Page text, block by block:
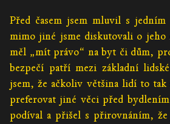
Před časem jsem mluvil s jedním
mimo jiné jsme diskutovali o jeho
měl „mít právo“ na byt či dům,
bezpečí patří mezi základní
jsem, že ačkoliv většina lidí to
preferovat jiné věci před
podíval a přišel s přirovnáním,